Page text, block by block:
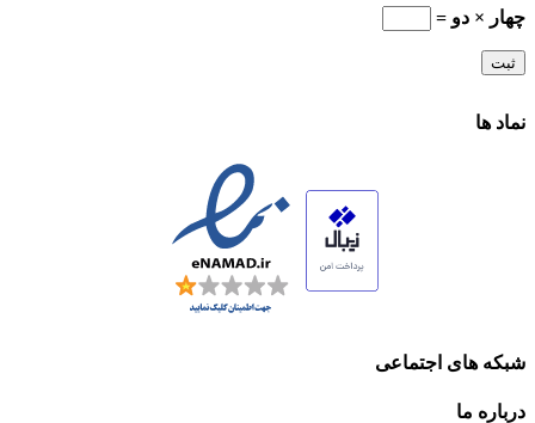
چهار × دو =
نماد ها
شبکه های اجتماعی
درباره ما